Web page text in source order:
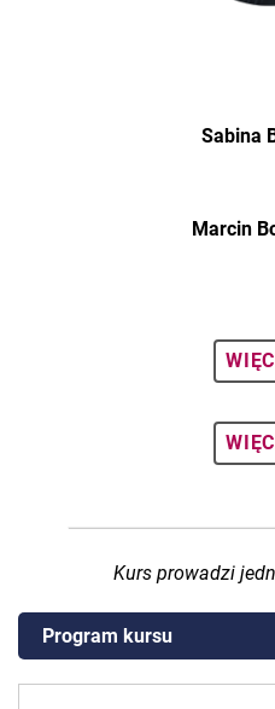
Sabina
Marcin
Kurs prowadzi
Program kursu